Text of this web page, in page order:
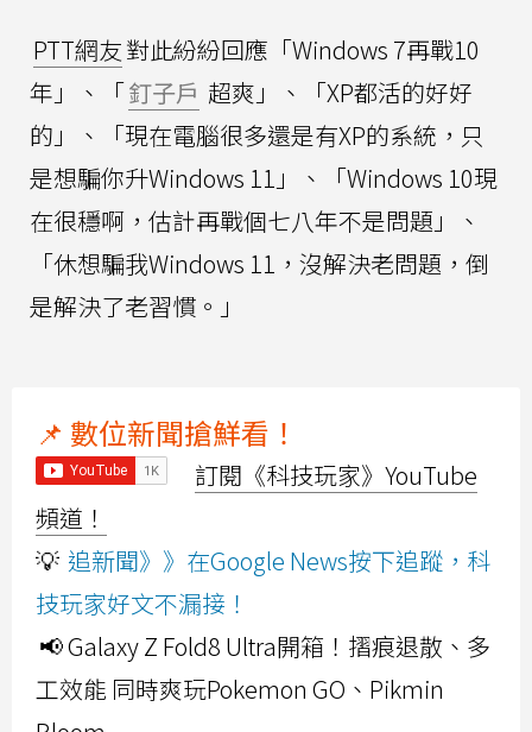
PTT網友對此紛紛回應「Windows 7再戰10
年」、「釘子戶 超爽」、「XP都活的好好
的」、「現在電腦很多還是有XP的系統，只
是想騙你升Windows 11」、「Windows 10現
在很穩啊，估計再戰個七八年不是問題」、
「休想騙我Windows 11，沒解決老問題，倒
是解決了老習慣。」
📌 數位新聞搶鮮看！
訂閱《科技玩家》YouTube
頻道！
💡 追新聞》》在Google News按下追蹤，科
技玩家好文不漏接！
📢 Galaxy Z Fold8 Ultra開箱！摺痕退散、多
工效能 同時爽玩Pokemon GO、Pikmin